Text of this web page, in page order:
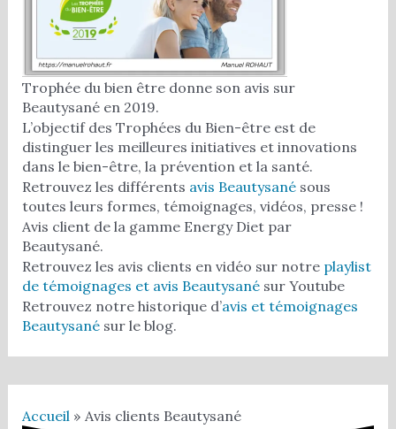
Trophée du bien être donne son avis sur
Beautysané en 2019.
L’objectif des Trophées du Bien-être est de
distinguer les meilleures initiatives et innovations
dans le bien-être, la prévention et la santé.
Retrouvez les différents avis Beautysanésous
toutes leurs formes, témoignages, vidéos, presse !
Avis client de la gamme Energy Diet par
Beautysané.
Retrouvez les avis clients en vidéo sur notre playlist
de témoignages et avis Beautysanésur Youtube
Retrouvez notre historique d’avis et témoignages
Beautysanésur le blog.
Accueil Avis clients Beautysané